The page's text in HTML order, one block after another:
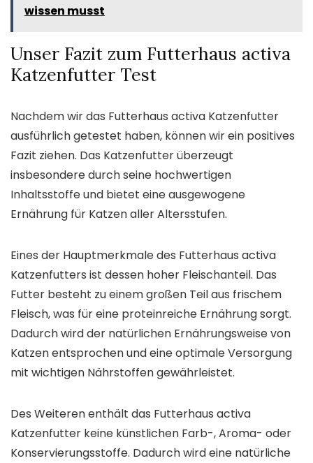
wissen musst
Unser Fazit zum Futterhaus activa
Katzenfutter Test
Nachdem wir das Futterhaus activa Katzenfutter
ausführlich getestet haben, können wir ein positives
Fazit ziehen. Das Katzenfutter überzeugt
insbesondere durch seine hochwertigen
Inhaltsstoffe und bietet eine ausgewogene
Ernährung für Katzen aller Altersstufen.
Eines der Hauptmerkmale des Futterhaus activa
Katzenfutters ist dessen hoher Fleischanteil. Das
Futter besteht zu einem großen Teil aus frischem
Fleisch, was für eine proteinreiche Ernährung sorgt.
Dadurch wird der natürlichen Ernährungsweise von
Katzen entsprochen und eine optimale Versorgung
mit wichtigen Nährstoffen gewährleistet.
Des Weiteren enthält das Futterhaus activa
Katzenfutter keine künstlichen Farb-, Aroma- oder
Konservierungsstoffe. Dadurch wird eine natürliche